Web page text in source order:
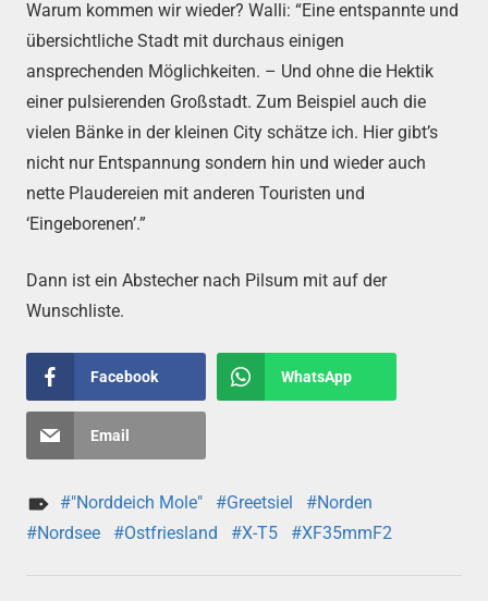
Warum kommen wir wieder? Walli: “Eine entspannte und
übersichtliche Stadt mit durchaus einigen
ansprechenden Möglichkeiten. – Und ohne die Hektik
einer pulsierenden Großstadt. Zum Beispiel auch die
vielen Bänke in der kleinen City schätze ich. Hier gibt’s
nicht nur Entspannung sondern hin und wieder auch
nette Plaudereien mit anderen Touristen und
‘Eingeborenen’.”
Dann ist ein Abstecher nach Pilsum mit auf der
Wunschliste.
Facebook WhatsApp
Email
"Norddeich Mole" Greetsiel
Norden
Nordsee
Ostfriesland X-T5 XF35mmF2